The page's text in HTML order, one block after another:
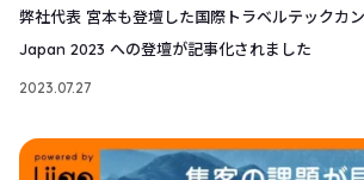
弊社代表 宮本も登壇した国際トラベルテックカ
Japan 2023 への登壇が記事化されました
2023.07.27